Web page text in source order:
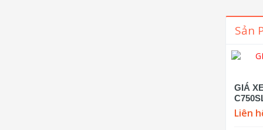
Sản
GIÁ
Liên